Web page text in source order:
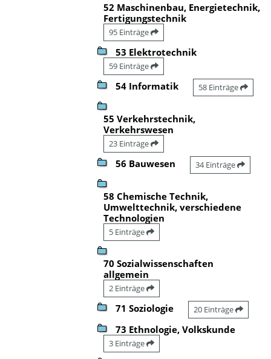
52 Maschinenbau, Energietechnik,
Fertigungstechnik
95 Einträge
53 Elektrotechnik
59 Einträge
54 Informatik 58 Einträge
55 Verkehrstechnik,
Verkehrswesen
23 Einträge
56 Bauwesen 34 Einträge
58 Chemische Technik,
Umwelttechnik, verschiedene
Technologien
5 Einträge
70 Sozialwissenschaften
allgemein
2 Einträge
71 Soziologie 20 Einträge
73 Ethnologie, Volkskunde
3 Einträge